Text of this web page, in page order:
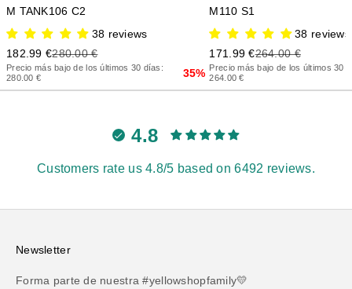
M TANK106 C2
38 reviews
Precio de oferta
182.99 €Precio anterior
280.00 €
Precio más bajo de los últimos 30 días:
280.00 €
35%
M110 S1
38 reviews
Precio de oferta
171.99 €Precio anterior
264.00 €
Precio más bajo de los últimos 30
264.00 €
4.8
Customers rate us 4.8/5 based on 6492 reviews.
Newsletter
Forma parte de nuestra #yellowshopfamily💛